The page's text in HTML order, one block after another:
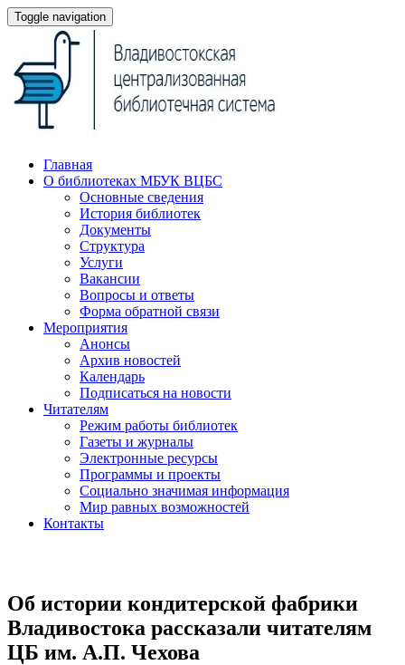
Toggle navigation
Главная
О библиотеках МБУК ВЦБС
Основные сведения
История библиотек
Документы
Структура
Услуги
Вакансии
Вопросы и ответы
Форма обратной связи
Мероприятия
Анонсы
Архив новостей
Календарь
Подписаться на новости
Читателям
Режим работы библиотек
Газеты и журналы
Электронные ресурсы
Программы и проекты
Социально значимая информация
Мир равных возможностей
Контакты
Об истории кондитерской фабрики
Владивостока рассказали читателям
ЦБ им. А.П. Чехова